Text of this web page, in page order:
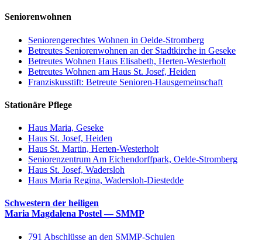
Seniorenwohnen
Seniorengerechtes Wohnen in Oelde-Stromberg
Betreutes Seniorenwohnen an der Stadtkirche in Geseke
Betreutes Wohnen Haus Elisabeth, Herten-Westerholt
Betreutes Wohnen am Haus St. Josef, Heiden
Franziskusstift: Betreute Senioren-Hausgemeinschaft
Stationäre Pflege
Haus Maria, Geseke
Haus St. Josef, Heiden
Haus St. Martin, Herten-Westerholt
Seniorenzentrum Am Eichendorffpark, Oelde-Stromberg
Haus St. Josef, Wadersloh
Haus Maria Regina, Wadersloh-Diestedde
Schwestern der heiligen
Maria Magdalena Postel — SMMP
791 Abschlüsse an den SMMP-Schulen